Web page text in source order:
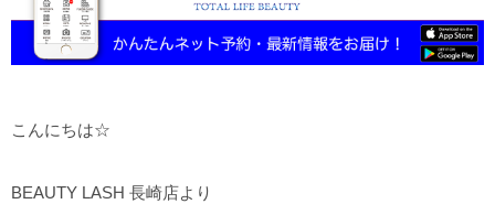
こんにちは☆
BEAUTY LASH 長崎店より